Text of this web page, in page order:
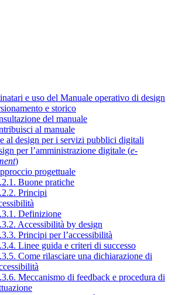
e uso del Manuale operativo di design
e storico
del manuale
al manuale
al design per i servizi pubblici digitali
per l’amministrazione digitale (e-
)
progettuale
Buone pratiche
Principi
Definizione
Accessibilità by design
Principi per l’accessibilità
Linee guida e criteri di successo
Come rilasciare una dichiarazione di
Meccanismo di feedback e procedura di